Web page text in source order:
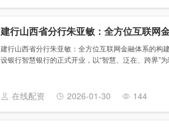
建行山西省分行朱亚敏：全方位互联网
建行山西省分行朱亚敏：全方位互联网金融体系的构
设银行智慧银行的正式开业，以“智慧、泛在、跨界”
在线配资 2026-01-30 144